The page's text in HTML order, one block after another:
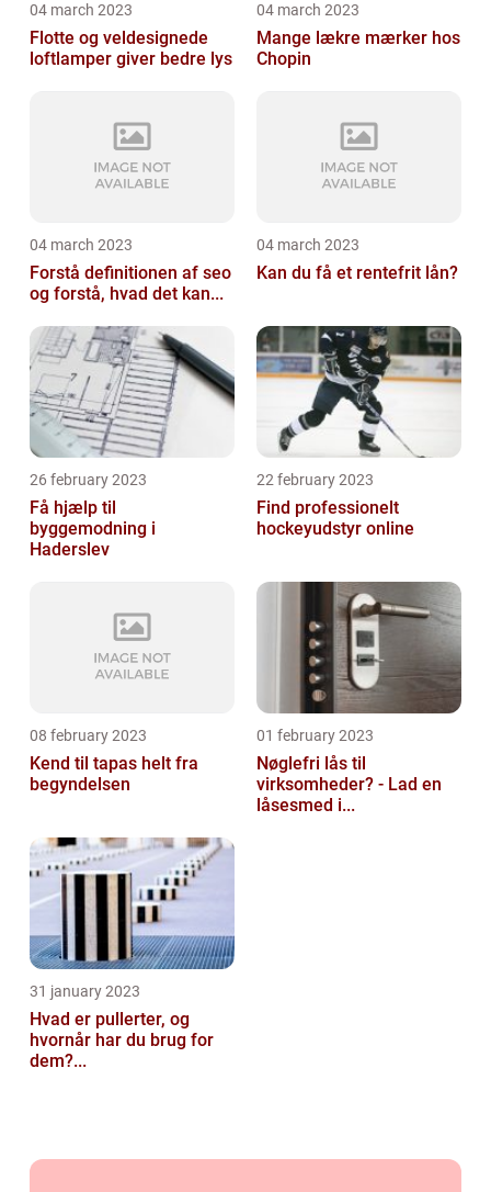
04 march 2023
Flotte og veldesignede
loftlamper giver bedre lys
04 march 2023
Mange lækre mærker hos
Chopin
04 march 2023
Forstå definitionen af seo
og forstå, hvad det kan...
04 march 2023
Kan du få et rentefrit lån?
26 february 2023
Få hjælp til
byggemodning i
Haderslev
22 february 2023
Find professionelt
hockeyudstyr online
08 february 2023
Kend til tapas helt fra
begyndelsen
01 february 2023
Nøglefri lås til
virksomheder? - Lad en
låsesmed i...
31 january 2023
Hvad er pullerter, og
hvornår har du brug for
dem?...